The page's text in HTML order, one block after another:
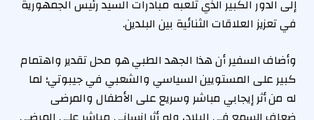
إلى الدور الكبير الذي تلعبه مبادرات السيد رئيس الجمهورية
في تعزيز العلاقات الثنائية بين البلدين.
وأضاف السفير أن هذا الجهد الطبي هو محل تقدير واهتمام
كبير على المستويين السياسي والشعبي في جيبوتي؛ لما
له من أثر إيجابي مباشر وسريع على الأطفال والمرضى